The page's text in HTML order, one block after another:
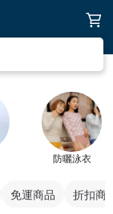
防曬泳衣
免運商品 折扣商